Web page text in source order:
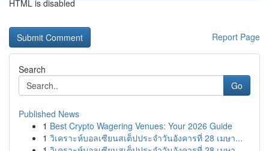
HTML is disabled
Report Page
Search
Go
Published News
1 Best Crypto Wagering Venues: Your 2026 Guide
1 วิเคราะห์บอลเซียนสเต็ปประจำวันอังคารที่ 28 เมษา...